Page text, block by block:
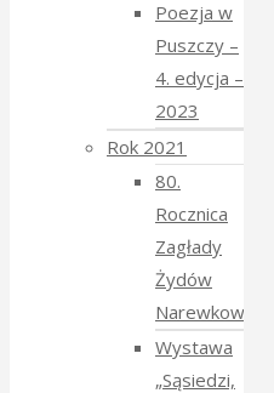
Poezja w
Puszczy –
4. edycja –
2023
Rok 2021
80.
Rocznica
Zagłady
Żydów
Narewkowskich
Wystawa
„Sąsiedzi,